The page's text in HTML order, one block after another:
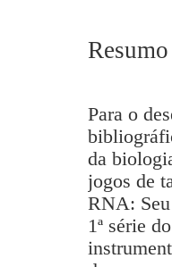
Resumo
Para o
da
jogos de
RNA:
1ª série